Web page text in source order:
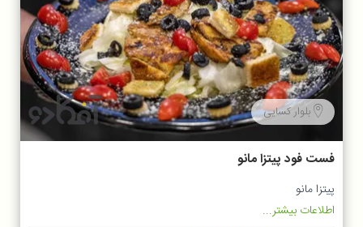
بلوار کسایی
فست فود پیتزا مانو
پیتزا مانو
اطلاعات بیشتر...